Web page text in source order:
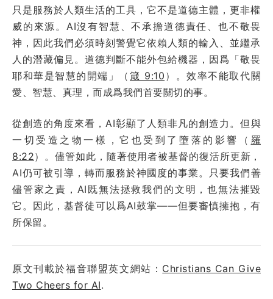
只是服務於人類生活的工具，它不是道德主體，更非權
威的來源。AI沒有智慧、不承擔道德責任、也不敬畏
神，因此我們必須時刻警覺它依賴人類的輸入、並繼承
人的潛藏偏見。道德判斷不能外包給機器，因爲「敬畏
耶和華是智慧的開端」（ 箴 9:10 ）。效率不能取代關
愛、智慧、真理，而成爲我們首要關切的事。
從創造的角度來看，AI彰顯了人類非凡的創造力。但與
一切受造之物一樣，它也受到了墮落的影響（ 羅
8:22）。儘管如此，隨著使用者被基督的復活所更新，
AI仍可被引導，轉而服務於神國度的事業。只要我們善
儘管家之責，AI既無法拯救我們的文明，也無法摧毀
它。因此，基督徒可以爲AI鼓掌——但要審慎擁抱，有
所保留。
原文刊載於福音聯盟英文網站： Christians Can Give
Two Cheers for AI.